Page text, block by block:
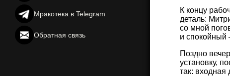
Мракотека в Telegram
Обратная связь
К концу
деталь:
со мной
и спокойный
Поздно
установку,
так: